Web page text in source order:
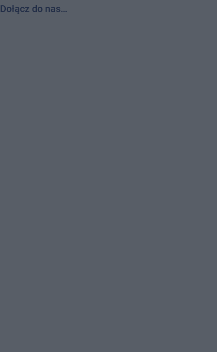
Dołącz do nas…